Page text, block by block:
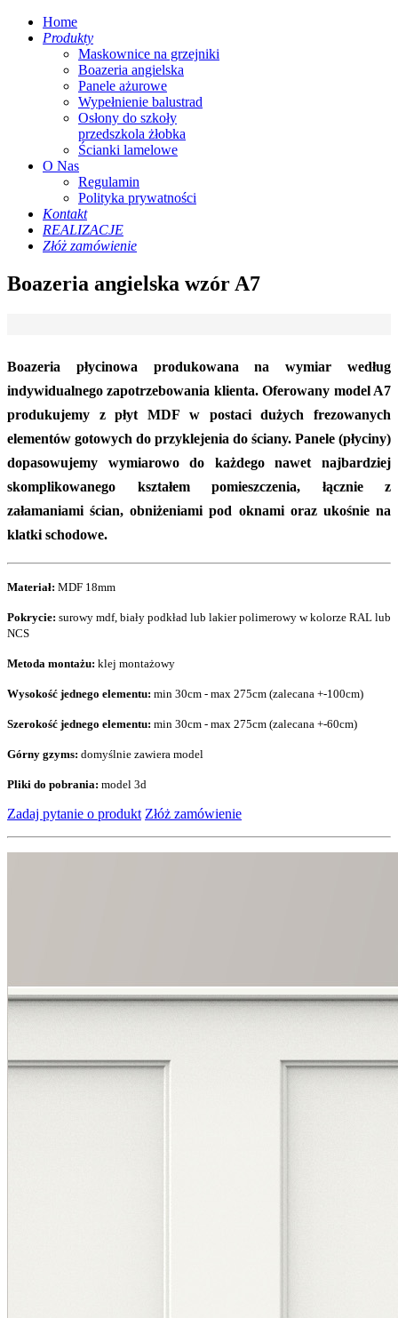
Home
Produkty
Maskownice na grzejniki
Boazeria angielska
Panele ażurowe
Wypełnienie balustrad
Osłony do szkoły
przedszkola żłobka
Ścianki lamelowe
O Nas
Regulamin
Polityka prywatności
Kontakt
REALIZACJE
Złóż zamówienie
Boazeria angielska wzór A7
Boazeria płycinowa produkowana na wymiar według
indywidualnego zapotrzebowania klienta. Oferowany model A7
produkujemy z płyt MDF w postaci dużych frezowanych
elementów gotowych do przyklejenia do ściany. Panele (płyciny)
dopasowujemy wymiarowo do każdego nawet najbardziej
skomplikowanego kształem pomieszczenia, łącznie z
załamaniami ścian, obniżeniami pod oknami oraz ukośnie na
klatki schodowe.
Materiał: MDF 18mm
Pokrycie: surowy mdf, biały podkład lub lakier polimerowy w kolorze RAL lub
NCS
Metoda montażu: klej montażowy
Wysokość jednego elementu: min 30cm - max 275cm (zalecana +-100cm)
Szerokość jednego elementu: min 30cm - max 275cm (zalecana +-60cm)
Górny gzyms: domyślnie zawiera model
Pliki do pobrania: model 3d
Zadaj pytanie o produkt Złóż zamówienie